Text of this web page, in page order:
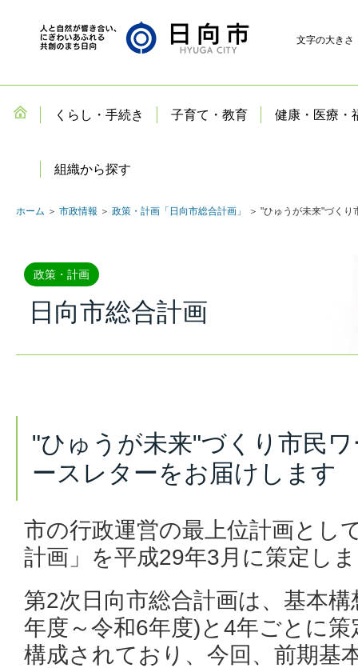
文字の大きさ
くらし・手続き 子育て・教育 健康・医療・
組織から探す
ホーム ＞ 市政情報 ＞ 政策・計画「日向市総合計画」 ＞ "ひゅうが未来"づく
政策・計画
日向市総合計画
"ひゅうが未来"づくり市民
ースレターをお届けします
市の行政運営の最上位計画とし
計画」を平成29年3月に策定し
第2次日向市総合計画は、基本
年度～令和6年度)と4年ごとに
構成されており、今回、前期基